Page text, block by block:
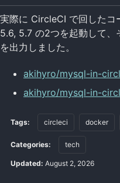
実際に CircleCI で回したコ
5.6, 5.7 の2つを起動して、
を出力しました。
akihyro/mysql-in-
akihyro/mysql-in-
Tags: circleci docker
Categories: tech
Updated: August 2, 2026